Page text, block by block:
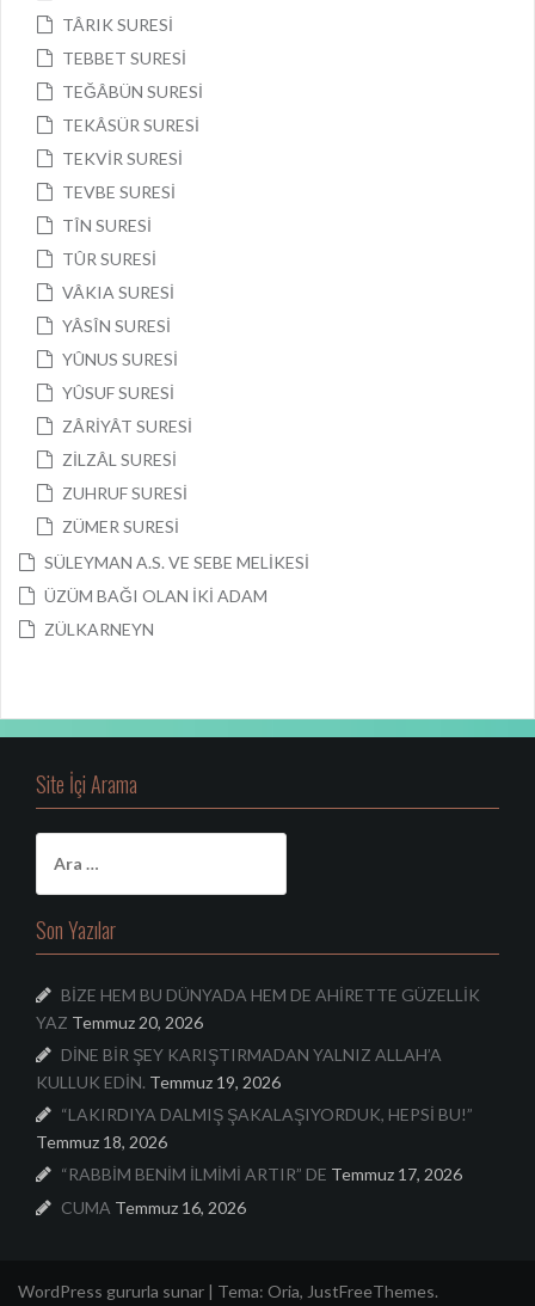
TÂRIK SURESİ
TEBBET SURESİ
TEĞÂBÜN SURESİ
TEKÂSÜR SURESİ
TEKVİR SURESİ
TEVBE SURESİ
TÎN SURESİ
TÛR SURESİ
VÂKIA SURESİ
YÂSÎN SURESİ
YÛNUS SURESİ
YÛSUF SURESİ
ZÂRİYÂT SURESİ
ZİLZÂL SURESİ
ZUHRUF SURESİ
ZÜMER SURESİ
SÜLEYMAN A.S. VE SEBE MELİKESİ
ÜZÜM BAĞI OLAN İKİ ADAM
ZÜLKARNEYN
Site İçi Arama
a
m
a
Son Yazılar
BİZE HEM BU DÜNYADA HEM DE AHİRETTE GÜZELLİK
YAZ Temmuz 20, 2026
DİNE BİR ŞEY KARIŞTIRMADAN YALNIZ ALLAH’A
KULLUK EDİN. Temmuz 19, 2026
“LAKIRDIYA DALMIŞ ŞAKALAŞIYORDUK, HEPSİ BU!”
Temmuz 18, 2026
“RABBİM BENİM İLMİMİ ARTIR” DE Temmuz 17, 2026
CUMA Temmuz 16, 2026
WordPress gururla sunar | Tema: Oria, JustFreeThemes.